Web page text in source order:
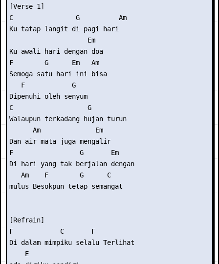
[Verse 1]
C                G          Am
Ku tatap langit di pagi hari
                    Em
Ku awali hari dengan doa
F        G      Em   Am
Semoga satu hari ini bisa
   F            G
Dipenuhi oleh senyum
C                   G
Walaupun terkadang hujan turun
      Am              Em
Dan air mata juga mengalir
F                 G       Em
Di hari yang tak berjalan dengan
   Am    F        G      C
mulus Besokpun tetap semangat
[Refrain]
F            C       F
Di dalam mimpiku selalu Terlihat
    E